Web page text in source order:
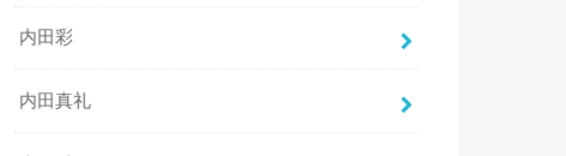
内田彩
内田真礼